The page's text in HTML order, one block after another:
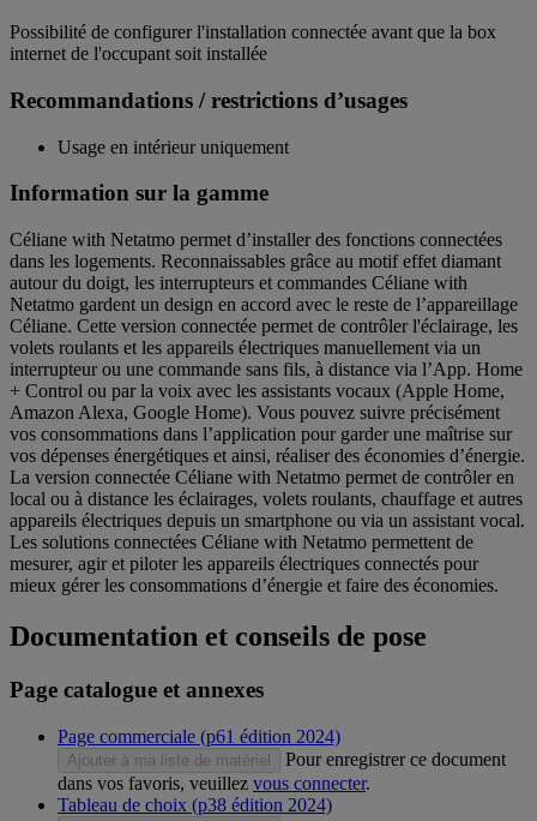
Possibilité de configurer l'installation connectée avant que la box
internet de l'occupant soit installée
Recommandations / restrictions d’usages
Usage en intérieur uniquement
Information sur la gamme
Céliane with Netatmo permet d’installer des fonctions connectées
dans les logements. Reconnaissables grâce au motif effet diamant
autour du doigt, les interrupteurs et commandes Céliane with
Netatmo gardent un design en accord avec le reste de l’appareillage
Céliane. Cette version connectée permet de contrôler l'éclairage, les
volets roulants et les appareils électriques manuellement via un
interrupteur ou une commande sans fils, à distance via l’App. Home
+ Control ou par la voix avec les assistants vocaux (Apple Home,
Amazon Alexa, Google Home). Vous pouvez suivre précisément
vos consommations dans l’application pour garder une maîtrise sur
vos dépenses énergétiques et ainsi, réaliser des économies d’énergie.
La version connectée Céliane with Netatmo permet de contrôler en
local ou à distance les éclairages, volets roulants, chauffage et autres
appareils électriques depuis un smartphone ou via un assistant vocal.
Les solutions connectées Céliane with Netatmo permettent de
mesurer, agir et piloter les appareils électriques connectés pour
mieux gérer les consommations d’énergie et faire des économies.
Documentation et conseils de pose
Page catalogue et annexes
Page commerciale (p61 édition 2024)
Ajouter à ma liste de matériel
Pour enregistrer ce document
dans vos favoris, veuillez vous connecter.
Tableau de choix (p38 édition 2024)